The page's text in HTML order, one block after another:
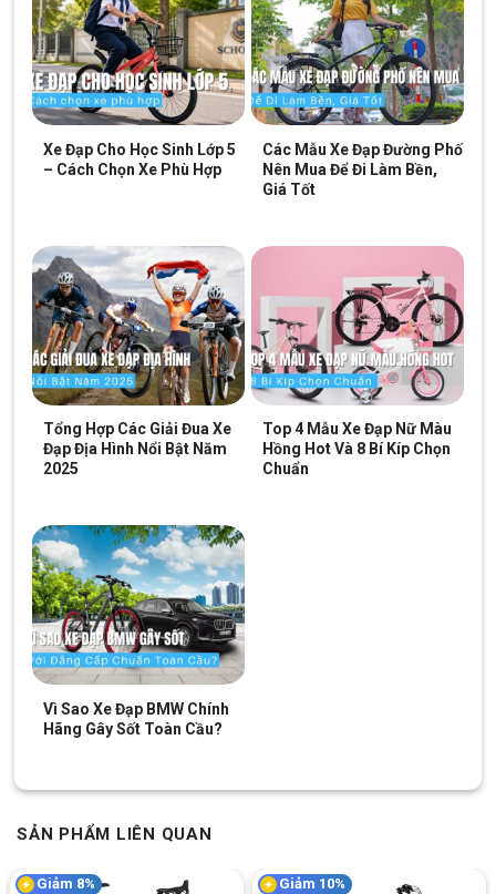
Xe Đạp Cho Học Sinh Lớp 5
– Cách Chọn Xe Phù Hợp
Các Mẫu Xe Đạp Đường Phố
Nên Mua Để Đi Làm Bền,
Giá Tốt
Tổng Hợp Các Giải Đua Xe
Đạp Địa Hình Nổi Bật Năm
2025
Top 4 Mẫu Xe Đạp Nữ Màu
Hồng Hot Và 8 Bí Kíp Chọn
Chuẩn
Vì Sao Xe Đạp BMW Chính
Hãng Gây Sốt Toàn Cầu?
SẢN PHẨM LIÊN QUAN
Giảm 8% Giảm 10%